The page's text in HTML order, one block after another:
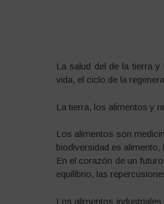
La salud del de la tierra
vida, el ciclo de la
La tierra, los alimentos y
Los alimentos son
biodiversidad es
En el corazón de un
equilibrio, las
Los alimentos